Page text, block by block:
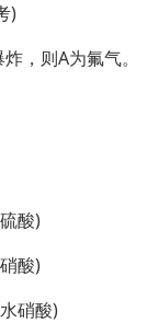
)
，则A为氟气。
酸)
酸)
硝酸)